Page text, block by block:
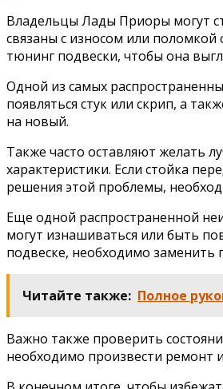
Владельцы Лады Приоры могут
связаны с износом или
тюнинг подвески, чтобы она
Одной из самых
появляться стук или скрип, а
на новый.
Также часто оставляют желать
характеристики. Если стойка
решения этой проблемы,
Еще одной распространенной
могут изнашиваться или быть
подвеске, необходимо
Читайте также: Полное
Важно также проверить
необходимо произвести ремонт